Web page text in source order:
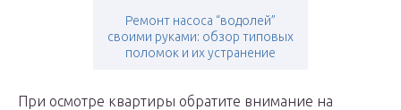
Ремонт насоса “водолей”
своими руками: обзор типовых
поломок и их устранение
При осмотре квартиры обратите внимание на